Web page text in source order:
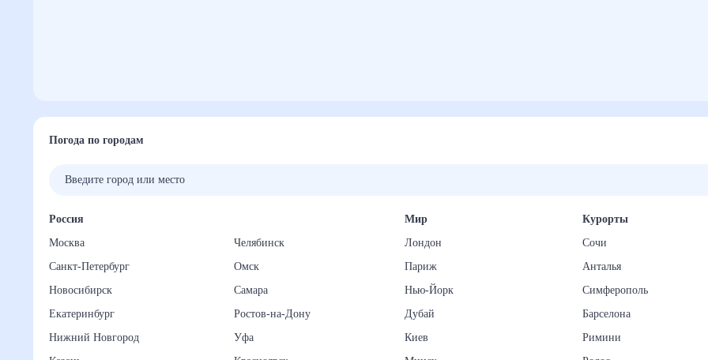
Россия
Москва
Санкт-Петербург
Новосибирск
Екатеринбург
Нижний Новгород
Челябинск
Омск
Самара
Ростов-на-Дону
Уфа
Мир
Лондон
Париж
Нью-Йорк
Дубай
Киев
Курорты
Сочи
Анталья
Симферополь
Барселона
Римини